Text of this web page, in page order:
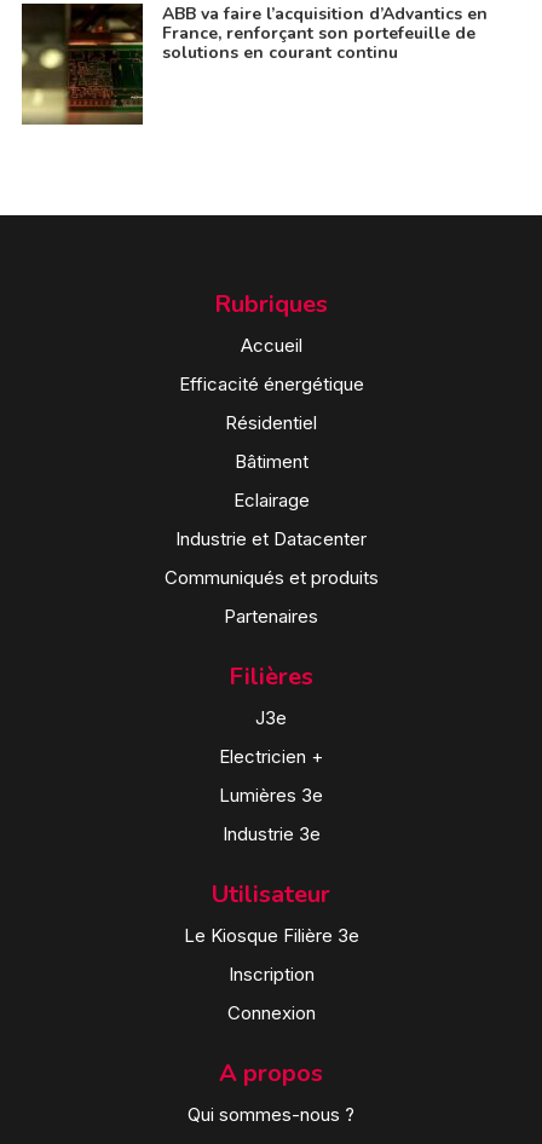
ABB va faire l’acquisition d’Advantics en
France, renforçant son portefeuille de
solutions en courant continu
Rubriques
Accueil
Efficacité énergétique
Résidentiel
Bâtiment
Eclairage
Industrie et Datacenter
Communiqués et produits
Partenaires
Filières
J3e
Electricien +
Lumières 3e
Industrie 3e
Utilisateur
Le Kiosque Filière 3e
Inscription
Connexion
A propos
Qui sommes-nous ?